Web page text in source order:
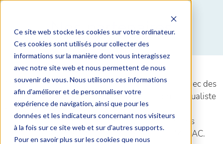
Ce site web stocke les cookies sur votre ordinateur.
Ces cookies sont utilisés pour collecter des
informations sur la manière dont vous interagissez
avec notre site web et nous permettent de nous
souvenir de vous. Nous utilisons ces informations
afin d'améliorer et de personnaliser votre
expérience de navigation, ainsi que pour les
données et les indicateurs concernant nos visiteurs
à la fois sur ce site web et sur d'autres supports.
Pour en savoir plus sur les cookies que nous
Nos partenaires
MUTAC prend un grand soin de ne travailler qu’avec des
acteurs reconnus, responsable et dont l’esprit mutualiste
ne fait aucun doute.
C’est dans cette optique que nous vous présentons
quelques partenaires, qui ont la confiance de MUTAC.